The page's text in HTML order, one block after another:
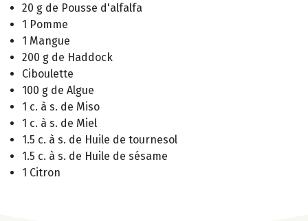
20 g de Pousse d'alfalfa
1 Pomme
1 Mangue
200 g de Haddock
Ciboulette
100 g de Algue
1 c. à s. de Miso
1 c. à s. de Miel
1.5 c. à s. de Huile de tournesol
1.5 c. à s. de Huile de sésame
1 Citron